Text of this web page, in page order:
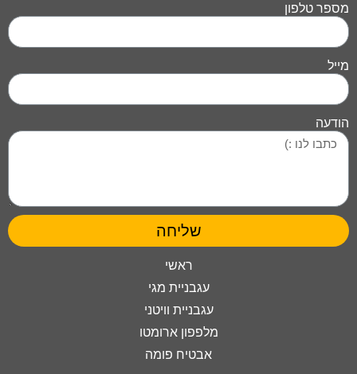
מספר טלפון
מייל
הודעה
שליחה
ראשי
עגבניית מגי
עגבניית וויטני
מלפפון ארומטו
אבטיח פומה